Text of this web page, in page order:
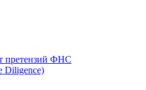
претензий ФНС
Diligence)